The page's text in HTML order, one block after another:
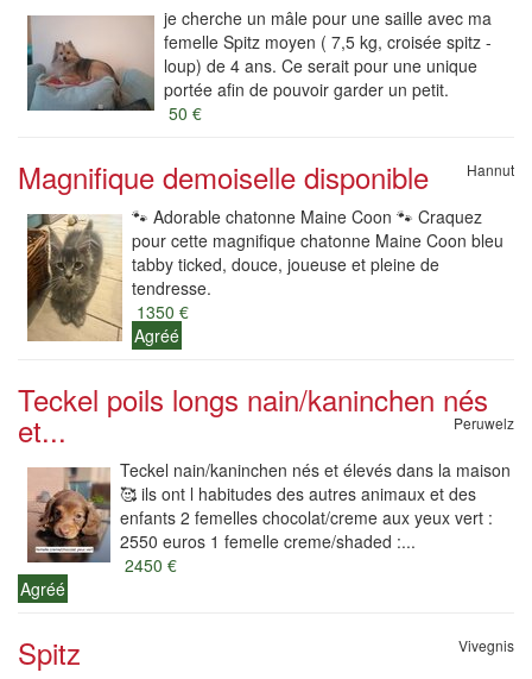
je cherche un mâle pour une saille avec ma
femelle Spitz moyen ( 7,5 kg, croisée spitz -
loup) de 4 ans. Ce serait pour une unique
portée afin de pouvoir garder un petit.
50 €
Magnifique demoiselle disponible Hannut
🐾 Adorable chatonne Maine Coon 🐾 Craquez
pour cette magnifique chatonne Maine Coon bleu
tabby ticked, douce, joueuse et pleine de
tendresse.
1350 €
Agréé
Teckel poils longs nain/kaninchen nés
et... Peruwelz
Teckel nain/kaninchen nés et élevés dans la maison
🥰 ils ont l habitudes des autres animaux et des
enfants 2 femelles chocolat/creme aux yeux vert :
2550 euros 1 femelle creme/shaded :...
2450 €
Agréé
Spitz Vivegnis